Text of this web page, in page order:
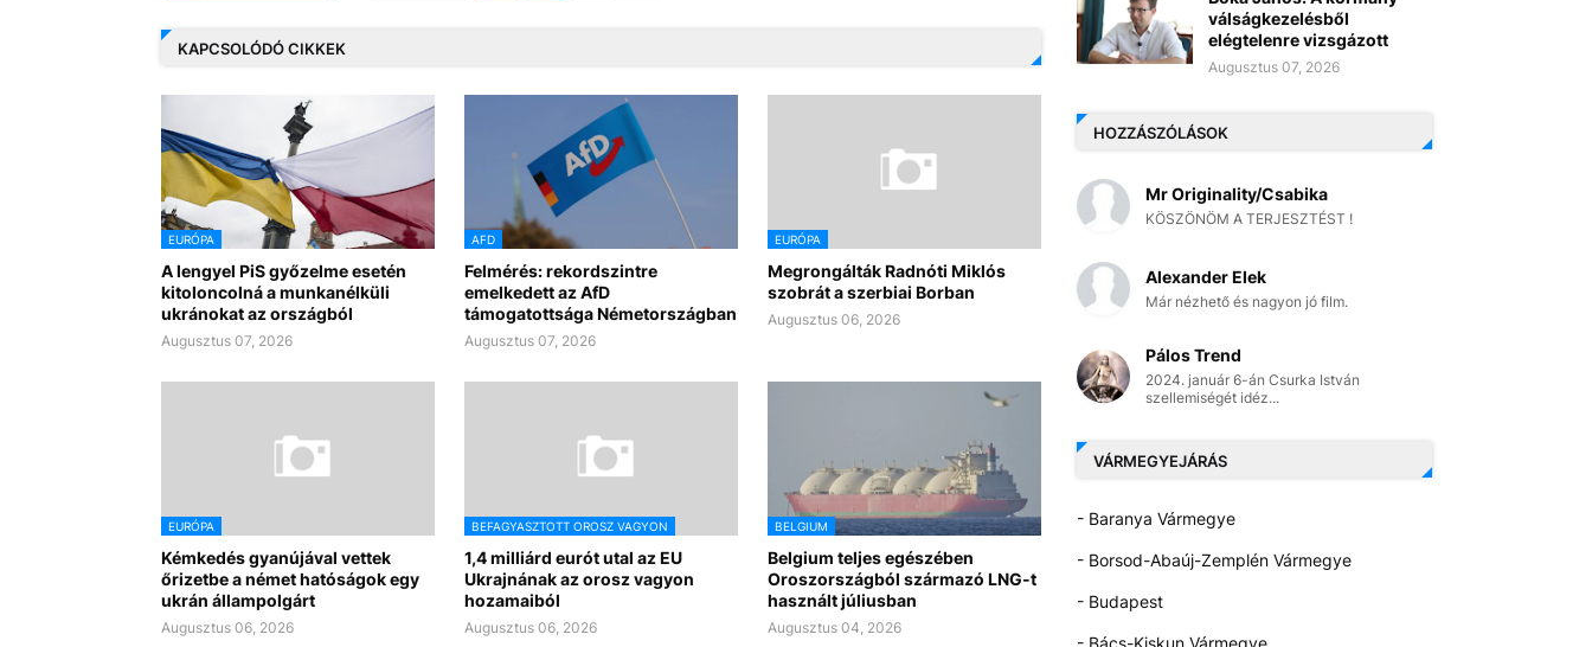
KAPCSOLÓDÓ CIKKEK
EURÓPA
A lengyel PiS győzelme esetén
kitoloncolná a munkanélküli
ukránokat az országból
Augusztus 07, 2026
AFD
Felmérés: rekordszintre
emelkedett az AfD
támogatottsága Németországban
Augusztus 07, 2026
EURÓPA
Megrongálták Radnóti Miklós
szobrát a szerbiai Borban
Augusztus 06, 2026
EURÓPA
Kémkedés gyanújával vettek
őrizetbe a német hatóságok egy
ukrán állampolgárt
Augusztus 06, 2026
BEFAGYASZTOTT OROSZ VAGYON
1,4 milliárd eurót utal az EU
Ukrajnának az orosz vagyon
hozamaiból
Augusztus 06, 2026
BELGIUM
Belgium teljes egészében
Oroszországból származó LNG-t
használt júliusban
Augusztus 04, 2026
válságkezelésből
elégtelenre vizsgázott
Augusztus 07, 2026
HOZZÁSZÓLÁSOK
Mr Originality/Csabika
KÖSZÖNÖM A TERJESZTÉST !
Alexander Elek
Már nézhető és nagyon jó film.
Pálos Trend
2024. január 6-án Csurka István
szellemiségét idéz...
VÁRMEGYEJÁRÁS
- Baranya Vármegye
- Borsod-Abaúj-Zemplén Vármegye
- Budapest
- Bács-Kiskun Vármegye